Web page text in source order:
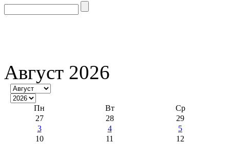
Август 2026
Пн Вт
Ср
27
28
29
3
4
5
10
11
12